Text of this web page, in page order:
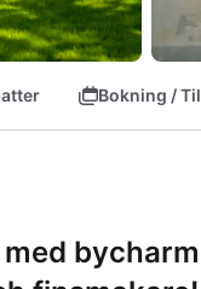
Bokning /